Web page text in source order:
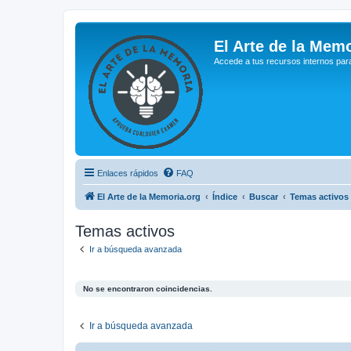
El Arte de la
Accede a tus recursos internos
Enlaces rápidos FAQ
El Arte de la Memoria.org Índice Buscar Temas activos
Temas activos
Ir a búsqueda avanzada
No se encontraron coincidencias.
Ir a búsqueda avanzada